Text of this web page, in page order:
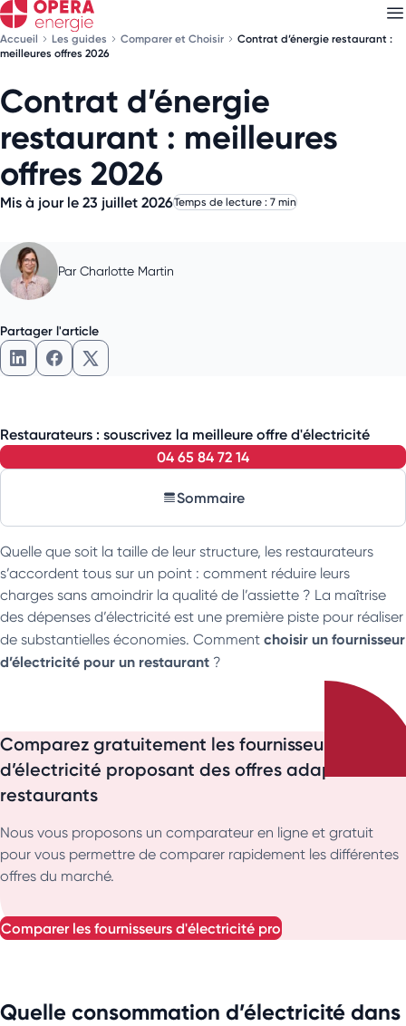
Accueil Les guides Comparer et Choisir
Contrat d’énergie restaurant :
meilleures offres 2026
Contrat d’énergie
restaurant : meilleures
offres 2026
Mis à jour le 23 juillet 2026Temps de lecture : 7 min
Par Charlotte Martin
Partager l'article
Partager l'article sur LinkedIn
Partager l'article sur Facebook
Partager l'article sur X
Restaurateurs : souscrivez la meilleure offre d'électricité
04 65 84 72 14
Sommaire
Quelle que soit la taille de leur structure, les restaurateurs
s’accordent tous sur un point : comment réduire leurs
charges sans amoindrir la qualité de l’assiette ? La maîtrise
des dépenses d’électricité est une première piste pour réaliser
de substantielles économies. Comment choisir un fournisseur
d’électricité pour un restaurant ?
Comparez gratuitement les fournisseurs
d’électricité proposant des offres adaptées aux
restaurants
Nous vous proposons un comparateur en ligne et gratuit
pour vous permettre de comparer rapidement les différentes
offres du marché.
comparer les fournisseurs d'électricité pro
Quelle consommation d’électricité dans
Découvrez nos newsletters
Choisissez les newsletters qui vous intéressent